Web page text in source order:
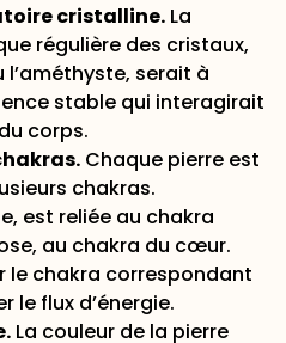
cristalline. La
régulière des cristaux,
serait à
stable qui interagirait
corps.
Chaque pierre est
chakras.
est reliée au chakra
au chakra du cœur.
le chakra correspondant
le flux d’énergie.
La couleur de la pierre